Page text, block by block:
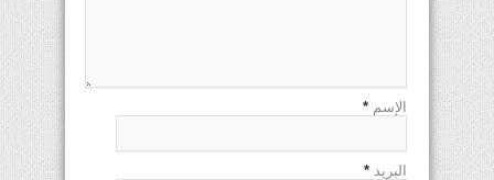
الإسم *
البريد *